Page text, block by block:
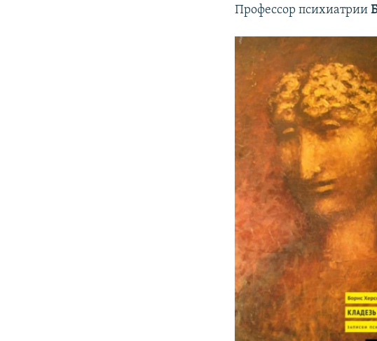
Профессор психиатрии